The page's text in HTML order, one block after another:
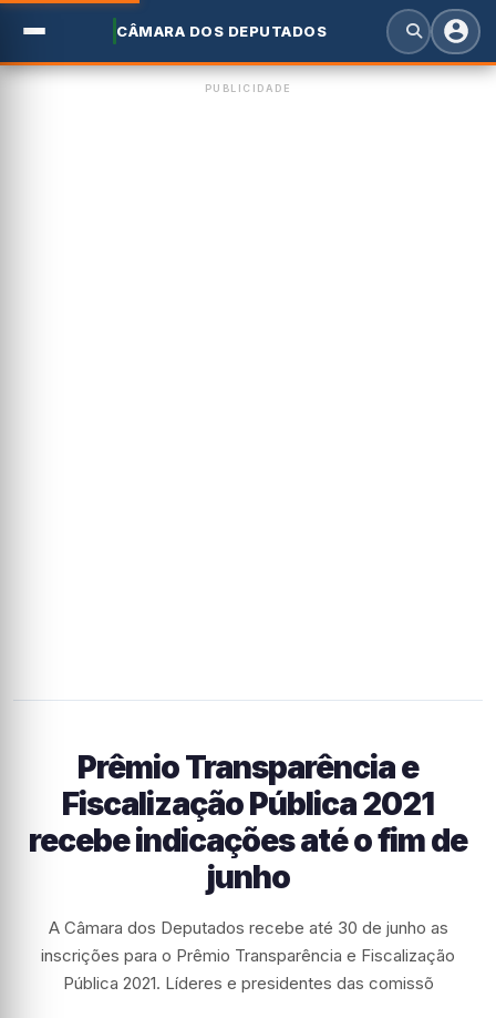
CÂMARA DOS DEPUTADOS
PUBLICIDADE
Prêmio Transparência e
Fiscalização Pública 2021
recebe indicações até o fim de
junho
A Câmara dos Deputados recebe até 30 de junho as
inscrições para o Prêmio Transparência e Fiscalização
Pública 2021. Líderes e presidentes das comissõ